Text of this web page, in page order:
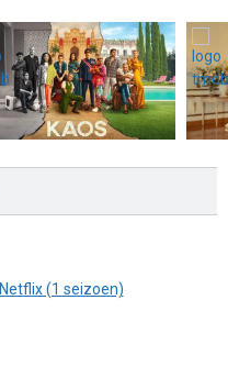
Netflix (1 seizoen)